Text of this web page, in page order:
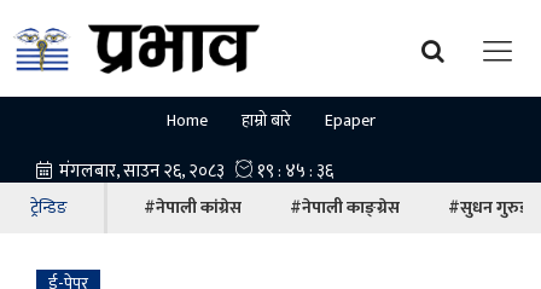
Home हाम्रो बारे Epaper
ट्रेन्डिङ #नेपाली कांग्रेस #नेपाली काङ्ग्रेस #सुधन गुरुङ